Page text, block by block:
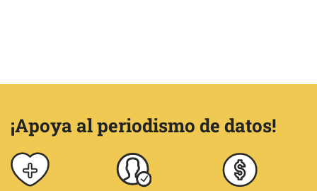
¡Apoya al periodismo de datos!